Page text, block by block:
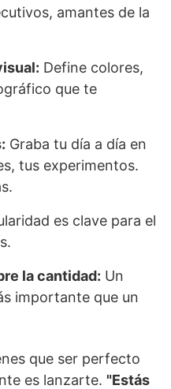
amantes de la
Define colores,
que te
Graba tu día a día en
tus experimentos.
es clave para el
la cantidad: Un
importante que un
que ser perfecto
es lanzarte. "Estás